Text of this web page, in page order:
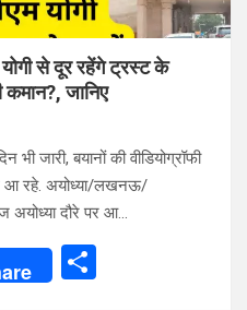
योगी से दूर रहेंगे ट्रस्ट के
कमान?, जानिए
जारी, बयानों की वीडियोग्रॉफी
आ रहे. अयोध्या/लखनऊ/
अयोध्या दौरे पर आ…